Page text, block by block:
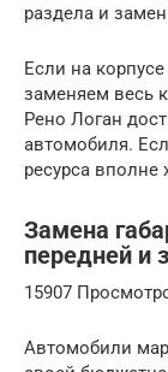
раздела и
Если на
заменяем весь
Рено Логан
автомобиля.
ресурса вполне
Замена
передней и
15907
Автомобили